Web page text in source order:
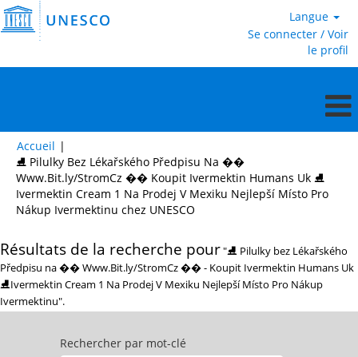
Langue
Se connecter / Voir
le profil
Accueil |
⛸ Pilulky Bez Lékařského Předpisu Na ��
Www.Bit.ly/StromCz �� Koupit Ivermektin Humans Uk ⛸
Ivermektin Cream 1 Na Prodej V Mexiku Nejlepší Místo Pro
Nákup Ivermektinu chez UNESCO
Résultats de la recherche pour"⛸ Pilulky bez Lékařského
Předpisu na �� Www.Bit.ly/StromCz �� - Koupit Ivermektin Humans Uk
⛸Ivermektin Cream 1 Na Prodej V Mexiku Nejlepší Místo Pro Nákup
Ivermektinu".
Rechercher par mot-clé